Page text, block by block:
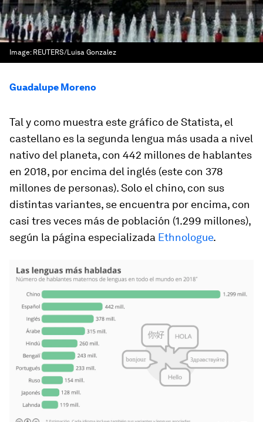
Image: REUTERS/Luisa Gonzalez
Guadalupe Moreno
Tal y como muestra este gráfico de Statista, el
castellano es la segunda lengua más usada a nivel
nativo del planeta, con 442 millones de hablantes
en 2018, por encima del inglés (este con 378
millones de personas). Solo el chino, con sus
distintas variantes, se encuentra por encima, con
casi tres veces más de población (1.299 millones),
según la página especializada Ethnologue.